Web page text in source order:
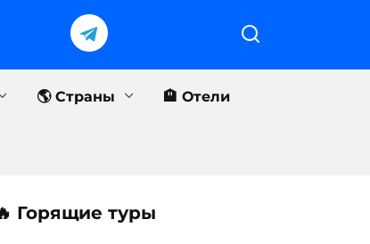
🌎 Страны 🏨 Отели
Горящие туры